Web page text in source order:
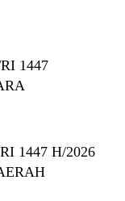
1447
1447 H/2026